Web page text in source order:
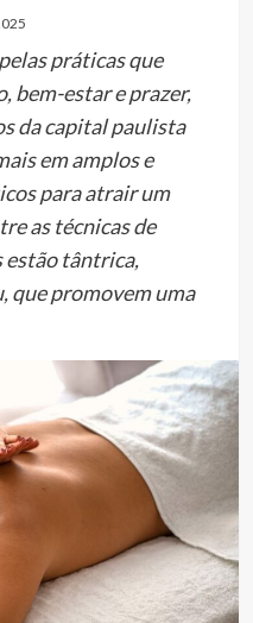
práticas que
bem-estar e prazer,
da capital paulista
em amplos e
para atrair um
as técnicas de
estão tântrica,
que promovem uma